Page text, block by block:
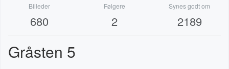
Billeder
680
Følgere
2
Synes godt om
2189
Gråsten 5